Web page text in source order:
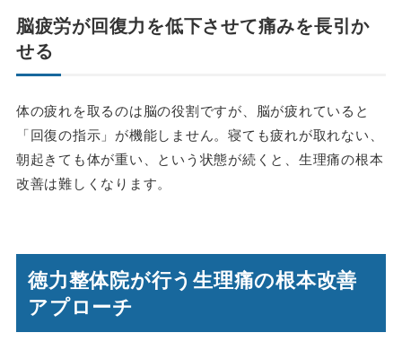
脳疲労が回復力を低下させて痛みを長引か
せる
体の疲れを取るのは脳の役割ですが、脳が疲れていると
「回復の指示」が機能しません。寝ても疲れが取れない、
朝起きても体が重い、という状態が続くと、生理痛の根本
改善は難しくなります。
徳力整体院が行う生理痛の根本改善
アプローチ